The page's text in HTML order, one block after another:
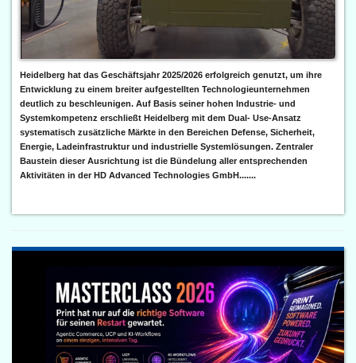
Heidelberg hat das Geschäftsjahr 2025/2026 erfolgreich genutzt, um ihre
Entwicklung zu einem breiter aufgestellten Technologieunternehmen
deutlich zu beschleunigen. Auf Basis seiner hohen Industrie- und
Systemkompetenz erschließt Heidelberg mit dem Dual- Use-Ansatz
systematisch zusätzliche Märkte in den Bereichen Defense, Sicherheit,
Energie, Ladeinfrastruktur und industrielle Systemlösungen. Zentraler
Baustein dieser Ausrichtung ist die Bündelung aller entsprechenden
Aktivitäten in der HD Advanced Technologies GmbH.......